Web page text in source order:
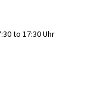
to 17:30 Uhr